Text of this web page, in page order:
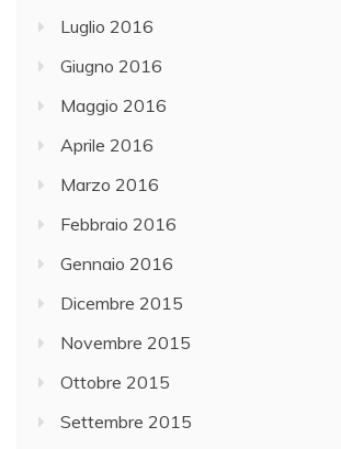
Luglio 2016
Giugno 2016
Maggio 2016
Aprile 2016
Marzo 2016
Febbraio 2016
Gennaio 2016
Dicembre 2015
Novembre 2015
Ottobre 2015
Settembre 2015